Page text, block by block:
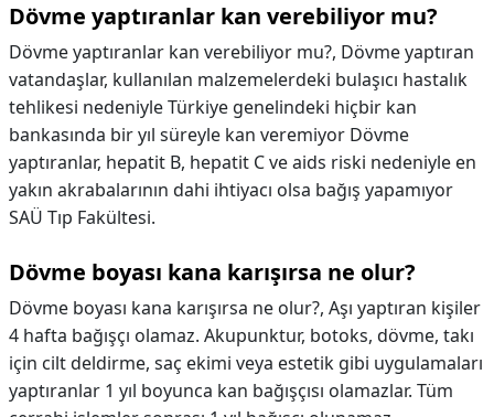
Dövme yaptıranlar kan verebiliyor mu?
Dövme yaptıranlar kan verebiliyor mu?, Dövme yaptıran
vatandaşlar, kullanılan malzemelerdeki bulaşıcı hastalık
tehlikesi nedeniyle Türkiye genelindeki hiçbir kan
bankasında bir yıl süreyle kan veremiyor Dövme
yaptıranlar, hepatit B, hepatit C ve aids riski nedeniyle en
yakın akrabalarının dahi ihtiyacı olsa bağış yapamıyor
SAÜ Tıp Fakültesi.
Dövme boyası kana karışırsa ne olur?
Dövme boyası kana karışırsa ne olur?, Aşı yaptıran kişiler
4 hafta bağışçı olamaz. Akupunktur, botoks, dövme, takı
için cilt deldirme, saç ekimi veya estetik gibi uygulamaları
yaptıranlar 1 yıl boyunca kan bağışçısı olamazlar. Tüm